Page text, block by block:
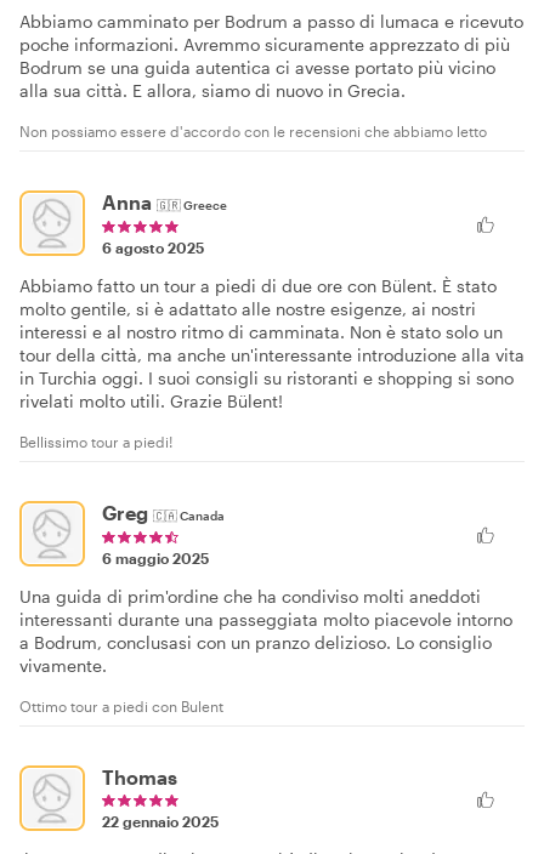
Abbiamo camminato per Bodrum a passo di lumaca e ricevuto
poche informazioni. Avremmo sicuramente apprezzato di più
Bodrum se una guida autentica ci avesse portato più vicino
alla sua città. E allora, siamo di nuovo in Grecia.
Non possiamo essere d'accordo con le recensioni che abbiamo letto
Anna 🇬🇷Greece
6 agosto 2025
Abbiamo fatto un tour a piedi di due ore con Bülent. È stato
molto gentile, si è adattato alle nostre esigenze, ai nostri
interessi e al nostro ritmo di camminata. Non è stato solo un
tour della città, ma anche un'interessante introduzione alla vita
in Turchia oggi. I suoi consigli su ristoranti e shopping si sono
rivelati molto utili. Grazie Bülent!
Bellissimo tour a piedi!
Greg 🇨🇦Canada
6 maggio 2025
Una guida di prim'ordine che ha condiviso molti aneddoti
interessanti durante una passeggiata molto piacevole intorno
a Bodrum, conclusasi con un pranzo delizioso. Lo consiglio
vivamente.
Ottimo tour a piedi con Bulent
Thomas
22 gennaio 2025